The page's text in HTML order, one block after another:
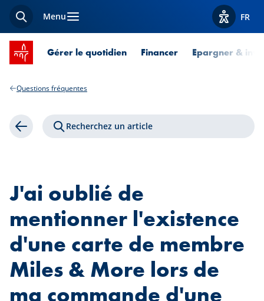
Recherche
Menu Afficher
FR
Accueil SPUERKEESS
Gérer le quotidien Financer Epargner &
Questions fréquentes
Retour Recherchez un article
J'ai oublié de
mentionner l'existence
d'une carte de membre
Miles & More lors de
ma commande d'une